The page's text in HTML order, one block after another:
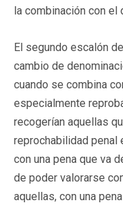
la combinación con el
El segundo escalón
cambio de
cuando se combina
especialmente
recogerían aquellas
reprochabilidad penal
con una pena que va
de poder valorarse
aquellas, con una